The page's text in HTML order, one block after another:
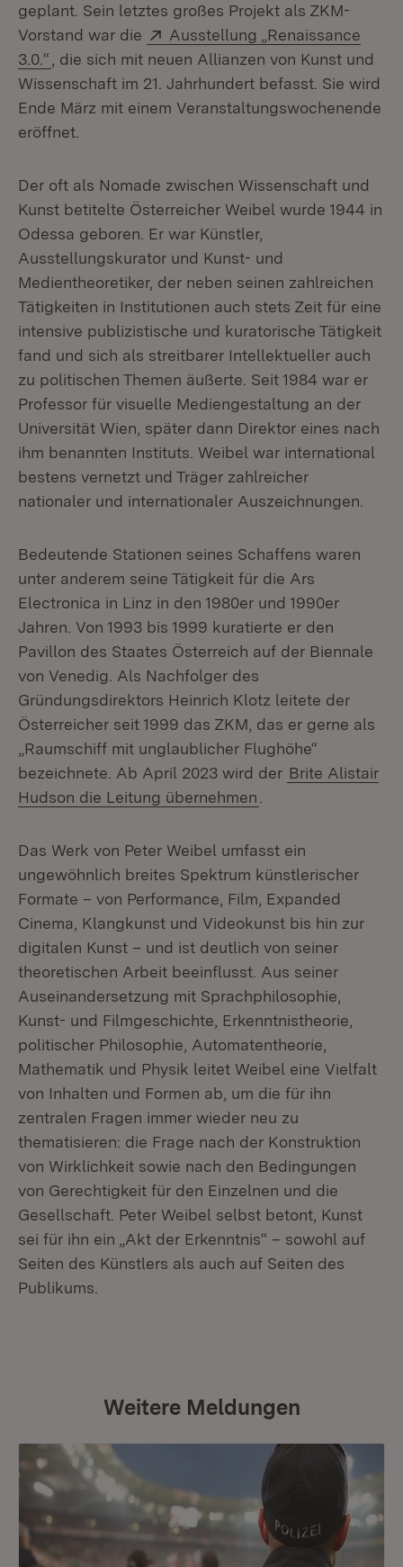
geplant. Sein letztes großes Projekt als ZKM-
Vorstand war die
Extern:
Ausstellung „Renaissance
3.0.“ (Öffnet in neuem Fenster)
, die sich mit neuen Allianzen von Kunst und
Wissenschaft im 21. Jahrhundert befasst. Sie wird
Ende März mit einem Veranstaltungswochenende
eröffnet.
Der oft als Nomade zwischen Wissenschaft und
Kunst betitelte Österreicher Weibel wurde 1944 in
Odessa geboren. Er war Künstler,
Ausstellungskurator und Kunst- und
Medientheoretiker, der neben seinen zahlreichen
Tätigkeiten in Institutionen auch stets Zeit für eine
intensive publizistische und kuratorische Tätigkeit
fand und sich als streitbarer Intellektueller auch
zu politischen Themen äußerte. Seit 1984 war er
Professor für visuelle Mediengestaltung an der
Universität Wien, später dann Direktor eines nach
ihm benannten Instituts. Weibel war international
bestens vernetzt und Träger zahlreicher
nationaler und internationaler Auszeichnungen.
Bedeutende Stationen seines Schaffens waren
unter anderem seine Tätigkeit für die Ars
Electronica in Linz in den 1980er und 1990er
Jahren. Von 1993 bis 1999 kuratierte er den
Pavillon des Staates Österreich auf der Biennale
von Venedig. Als Nachfolger des
Gründungsdirektors Heinrich Klotz leitete der
Österreicher seit 1999 das ZKM, das er gerne als
„Raumschiff mit unglaublicher Flughöhe“
bezeichnete. Ab April 2023 wird der Brite Alistair
Hudson die Leitung übernehmen
Das Werk von Peter Weibel umfasst ein
ungewöhnlich breites Spektrum künstlerischer
Formate – von Performance, Film, Expanded
Cinema, Klangkunst und Videokunst bis hin zur
digitalen Kunst – und ist deutlich von seiner
theoretischen Arbeit beeinflusst. Aus seiner
Auseinandersetzung mit Sprachphilosophie,
Kunst- und Filmgeschichte, Erkenntnistheorie,
politischer Philosophie, Automatentheorie,
Mathematik und Physik leitet Weibel eine Vielfalt
von Inhalten und Formen ab, um die für ihn
zentralen Fragen immer wieder neu zu
thematisieren: die Frage nach der Konstruktion
von Wirklichkeit sowie nach den Bedingungen
von Gerechtigkeit für den Einzelnen und die
Gesellschaft. Peter Weibel selbst betont, Kunst
sei für ihn ein „Akt der Erkenntnis“ – sowohl auf
Seiten des Künstlers als auch auf Seiten des
Publikums.
Weitere Meldungen